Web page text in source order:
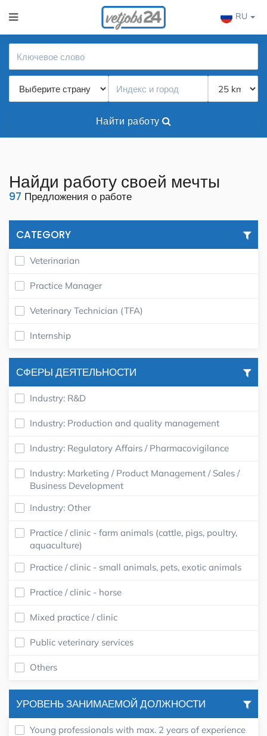
RU
Найти работу
Найди работу своей мечты
97 Предложения о работе
CATEGORY
Veterinarian
Practice Manager
Veterinary Technician (TFA)
Internship
СФЕРЫ ДЕЯТЕЛЬНОСТИ
Industry: R&D
Industry: Production and quality management
Industry: Regulatory Affairs / Pharmacovigilance
Industry: Marketing / Product Management / Sales /
Business Development
Industry: Other
Practice / clinic - farm animals (cattle, pigs, poultry,
aquaculture)
Practice / clinic - small animals, pets, exotic animals
Practice / clinic - horse
Mixed practice / clinic
Public veterinary services
Others
УРОВЕНЬ ЗАНИМАЕМОЙ ДОЛЖНОСТИ
Young professionals with max. 2 years of experience